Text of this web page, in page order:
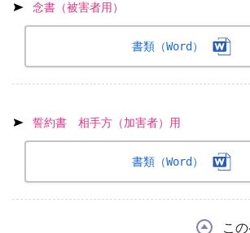
念書（被害者用）
書類（Word）
誓約書 相手方（加害者）用
書類（Word）
こ